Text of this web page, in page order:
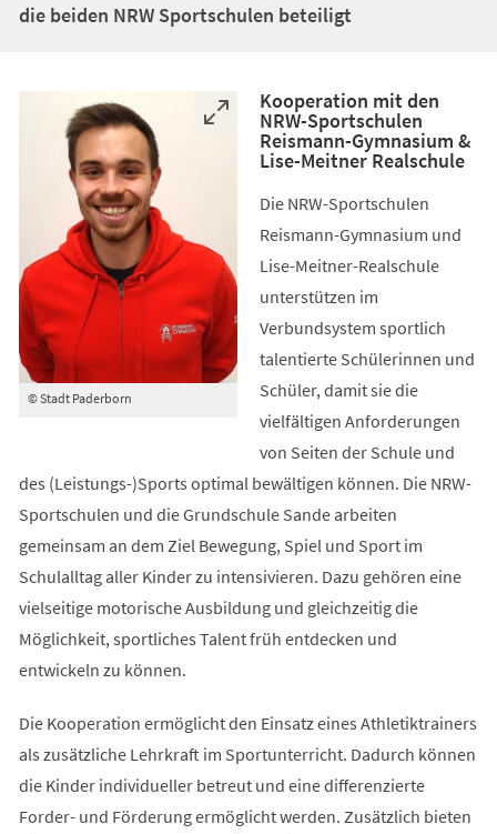
die beiden NRW Sportschulen beteiligt
© Stadt Paderborn
Kooperation mit den
NRW-Sportschulen
Reismann-Gymnasium &
Lise-Meitner Realschule
Die NRW-Sportschulen
Reismann-Gymnasium und
Lise-Meitner-Realschule
unterstützen im
Verbundsystem sportlich
talentierte Schülerinnen und
Schüler, damit sie die
vielfältigen Anforderungen
von Seiten der Schule und
des (Leistungs-)Sports optimal bewältigen können. Die NRW-
Sportschulen und die Grundschule Sande arbeiten
gemeinsam an dem Ziel Bewegung, Spiel und Sport im
Schulalltag aller Kinder zu intensivieren. Dazu gehören eine
vielseitige motorische Ausbildung und gleichzeitig die
Möglichkeit, sportliches Talent früh entdecken und
entwickeln zu können.
Die Kooperation ermöglicht den Einsatz eines Athletiktrainers
als zusätzliche Lehrkraft im Sportunterricht. Dadurch können
die Kinder individueller betreut und eine differenzierte
Forder- und Förderung ermöglicht werden. Zusätzlich bieten